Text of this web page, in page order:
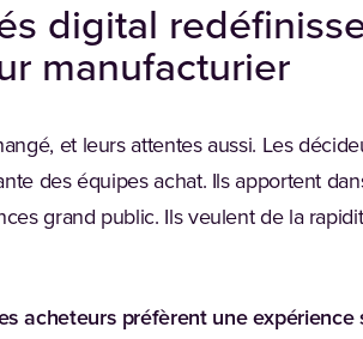
digital
manufacturier
et leurs attentes aussi. Les
des équipes achat. Ils apportent
grand public. Ils veulent de la
acheteurs préfèrent une